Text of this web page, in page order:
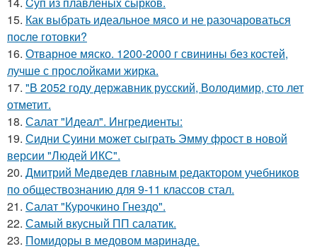
15. Как выбрать идеальное мясо и не разочароваться
после готовки?
16. Отварное мяско. 1200-2000 г свинины без костей,
лучше с прослойками жирка.
17. "В 2052 году державник русский, Володимир, сто лет
отметит.
18. Салат "Идеал". Ингредиенты:
19. Сидни Суини может сыграть Эмму фрост в новой
версии "Людей ИКС".
20. Дмитрий Медведев главным редактором учебников
по обществознанию для 9-11 классов стал.
21. Салат "Курочкино Гнездо".
22. Самый вкусный ПП салатик.
23. Помидоры в медовом маринаде.